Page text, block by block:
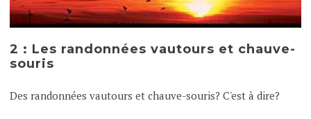
2 : Les randonnées vautours et chauve-
souris
Des randonnées vautours et chauve-souris? C'est à dire?